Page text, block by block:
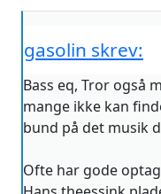
gasolin skrev:
Bass eq, Tror også
mange ikke kan
bund på det musik
Ofte har gode